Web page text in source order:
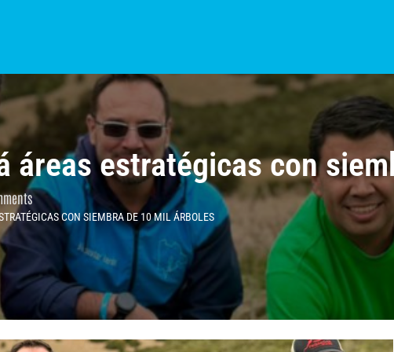
SOMOS? NOTICIAS COLOMBIA INTERNACIONAL PROVINCIAS
áreas estratégicas con
CON SIEMBRA DE 10 MIL ÁRBOLES